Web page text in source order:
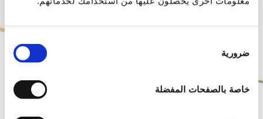
الموافقة
ضرورية
خاصة بالصفحات المفضلة
مشغلون مؤهلون